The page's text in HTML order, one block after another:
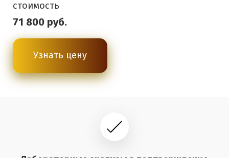
стоимость
71 800 руб.
Узнать цену